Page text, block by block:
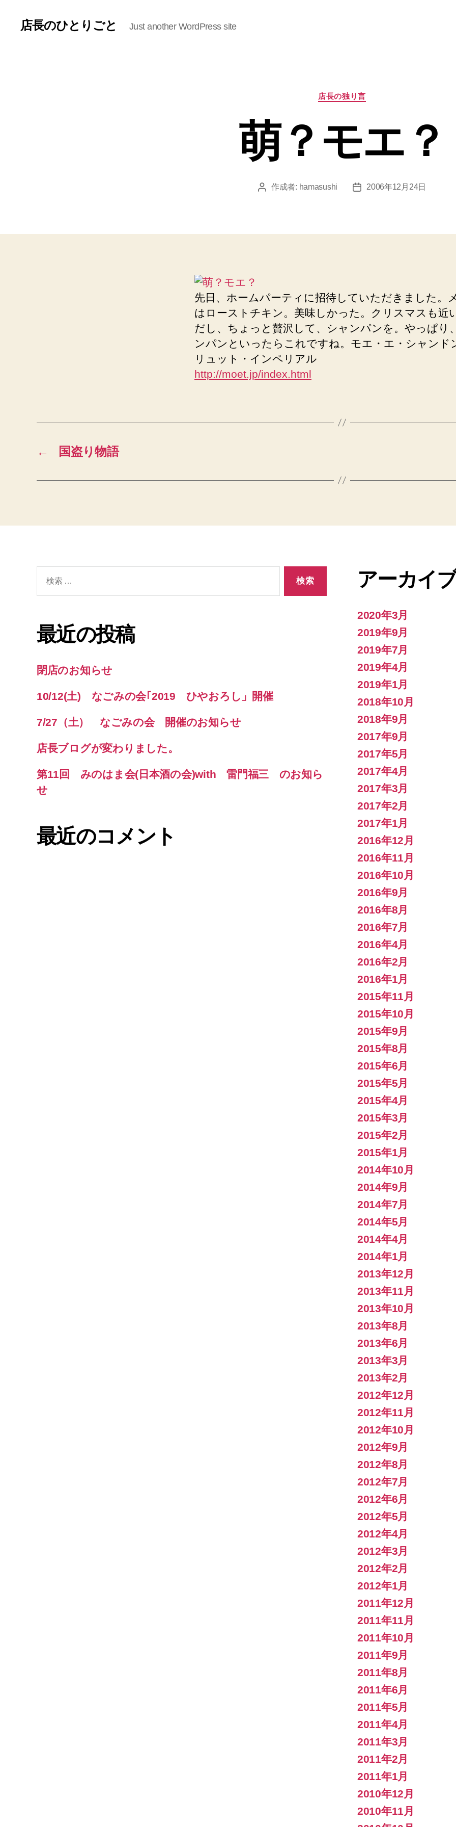
店長のひとりごと Just another WordPress site
カ
テ
リ
ー
店長の独り言
萌？モエ？
投 作成者: hamasushi
投
2006年12月24日
先日、ホームパーティに招待していただきました。
はローストチキン。美味しかった。クリスマスも近
だし、ちょっと贅沢して、シャンパンを。やっぱり
ンパンといったらこれですね。モエ・エ・シャンド
リュット・インペリアル
http://moet.jp/index.html
← 国盗り物語
最近の投稿
閉店のお知らせ
10/12(土) なごみの会｢2019 ひやおろし」開催
7/27（土） なごみの会 開催のお知らせ
店長ブログが変わりました。
第11回 みのはま会(日本酒の会)with 雷門福三 のお知ら
せ
最近のコメント
アーカイ
2020年3月
2019年9月
2019年7月
2019年4月
2019年1月
2018年10月
2018年9月
2017年9月
2017年5月
2017年4月
2017年3月
2017年2月
2017年1月
2016年12月
2016年11月
2016年10月
2016年9月
2016年8月
2016年7月
2016年4月
2016年2月
2016年1月
2015年11月
2015年10月
2015年9月
2015年8月
2015年6月
2015年5月
2015年4月
2015年3月
2015年2月
2015年1月
2014年10月
2014年9月
2014年7月
2014年5月
2014年4月
2014年1月
2013年12月
2013年11月
2013年10月
2013年8月
2013年6月
2013年3月
2013年2月
2012年12月
2012年11月
2012年10月
2012年9月
2012年8月
2012年7月
2012年6月
2012年5月
2012年4月
2012年3月
2012年2月
2012年1月
2011年12月
2011年11月
2011年10月
2011年9月
2011年8月
2011年6月
2011年5月
2011年4月
2011年3月
2011年2月
2011年1月
2010年12月
2010年11月